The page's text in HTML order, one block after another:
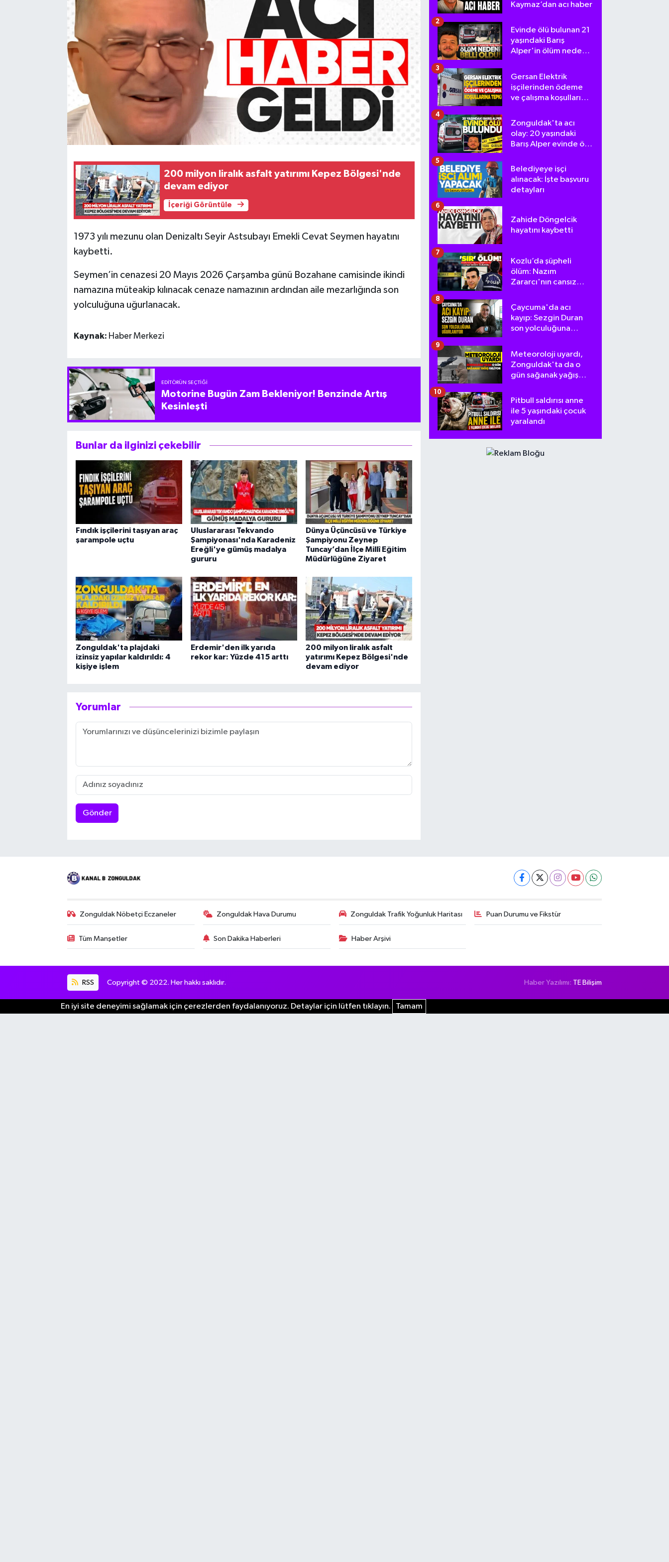
200 milyon liralık asfalt yatırımı Kepez Bölgesi'nde
devam ediyor
İçeriği Görüntüle
1973 yılı mezunu olan Denizaltı Seyir Astsubayı Emekli Cevat Seymen hayatını
kaybetti.
Seymen’in cenazesi 20 Mayıs 2026 Çarşamba günü Bozahane camisinde ikindi
namazına müteakip kılınacak cenaze namazının ardından aile mezarlığında son
yolculuğuna uğurlanacak.
Kaynak: Haber Merkezi
EDITÖRÜN SEÇTIĞI
Motorine Bugün Zam Bekleniyor! Benzinde Artış
Kesinleşti
Bunlar da ilginizi çekebilir
Fındık işçilerini taşıyan araç
şarampole uçtu
Uluslararası Tekvando
Şampiyonası'nda Karadeniz
Ereğli'ye gümüş madalya
gururu
Dünya Üçüncüsü ve Türkiye
Şampiyonu Zeynep
Tuncay’dan İlçe Millî Eğitim
Müdürlüğüne Ziyaret
Zonguldak'ta plajdaki
izinsiz yapılar kaldırıldı: 4
kişiye işlem
Erdemir'den ilk yarıda
rekor kar: Yüzde 415 arttı
200 milyon liralık asfalt
yatırımı Kepez Bölgesi'nde
devam ediyor
Yorumlar
Gönder
Kaymaz’dan acı haber
Evinde ölü bulunan 21
yaşındaki Barış
Alper'in ölüm nedeni
2
Gersan Elektrik
işçilerinden ödeme
ve çalışma koşullarına
3
Zonguldak'ta acı
olay: 20 yaşındaki
Barış Alper evinde ölü
4
Belediyeye işçi
alınacak: İşte başvuru
detayları
5
Zahide Döngelcik
hayatını kaybetti
6
Kozlu’da şüpheli
ölüm: Nazım
Zararcı'nın cansız
7
Çaycuma'da acı
kayıp: Sezgin Duran
son yolculuğuna
8
Meteoroloji uyardı,
Zonguldak'ta da o
gün sağanak yağış
9
Pitbull saldırısı anne
ile 5 yaşındaki çocuk
yaralandı
10
Zonguldak Nöbetçi Eczaneler Zonguldak Hava Durumu Zonguldak Trafik Yoğunluk Haritası Puan Durumu ve Fikstür
Tüm Manşetler Son Dakika Haberleri Haber Arşivi
RSS Copyright © 2022. Her hakkı saklıdır. Haber Yazılımı: TE Bilişim
En iyi site deneyimi sağlamak için çerezlerden faydalanıyoruz. Detaylar için lütfen tıklayın. Tamam